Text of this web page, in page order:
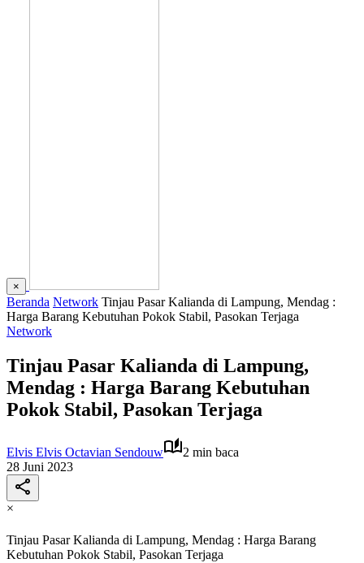
×
Beranda Network Tinjau Pasar Kalianda di Lampung, Mendag :
Harga Barang Kebutuhan Pokok Stabil, Pasokan Terjaga
Network
Tinjau Pasar Kalianda di Lampung,
Mendag : Harga Barang Kebutuhan
Pokok Stabil, Pasokan Terjaga
Elvis Elvis Octavian Sendouw
2 min baca
28 Juni 2023
×
Tinjau Pasar Kalianda di Lampung, Mendag : Harga Barang
Kebutuhan Pokok Stabil, Pasokan Terjaga